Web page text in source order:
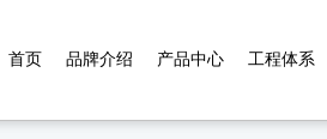
首页 品牌介绍 产品中心 工程体系